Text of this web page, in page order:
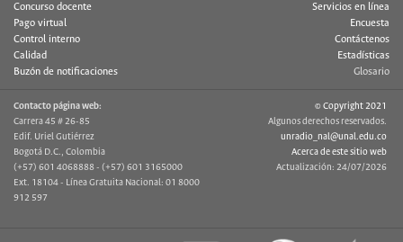
Concurso docente
Pago virtual
Control interno
Calidad
Buzón de notificaciones
Servicios en línea
Encuesta
Contáctenos
Estadísticas
Glosario
Contacto página web:
Carrera 45 # 26-85
Edif. Uriel Gutiérrez
Bogotá D.C., Colombia
(+57) 601 4068888 - (+57) 601 3165000
Ext. 18104 - Línea Gratuita Nacional: 01 8000
912 597
© Copyright 2021
Algunos derechos reservados.
unradio_nal@unal.edu.co
Acerca de este sitio web
Actualización: 24/07/2026